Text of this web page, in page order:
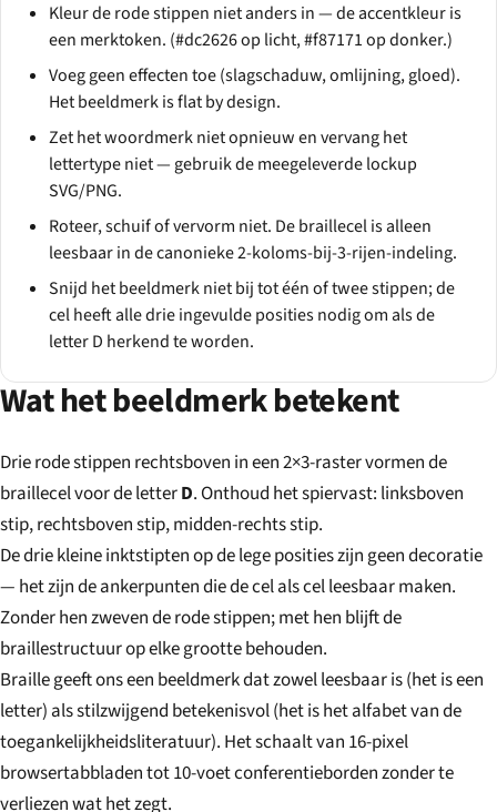
Kleur de rode stippen niet anders in — de accentkleur is
een merktoken. (#dc2626 op licht, #f87171 op donker.)
Voeg geen effecten toe (slagschaduw, omlijning, gloed).
Het beeldmerk is flat by design.
Zet het woordmerk niet opnieuw en vervang het
lettertype niet — gebruik de meegeleverde lockup
SVG/PNG.
Roteer, schuif of vervorm niet. De braillecel is alleen
leesbaar in de canonieke 2-koloms-bij-3-rijen-indeling.
Snijd het beeldmerk niet bij tot één of twee stippen; de
cel heeft alle drie ingevulde posities nodig om als de
letter D herkend te worden.
Wat het beeldmerk betekent
Drie rode stippen rechtsboven in een 2×3-raster vormen de
braillecel voor de letterD. Onthoud het spiervast: linksboven
stip, rechtsboven stip, midden-rechts stip.
De drie kleine inktstipten op de lege posities zijn geen decoratie
— het zijn de ankerpunten die de cel als cel leesbaar maken.
Zonder hen zweven de rode stippen; met hen blijft de
braillestructuur op elke grootte behouden.
Braille geeft ons een beeldmerk dat zowel leesbaar is (het is een
letter) als stilzwijgend betekenisvol (het is het alfabet van de
toegankelijkheidsliteratuur). Het schaalt van 16-pixel
browsertabbladen tot 10-voet conferentieborden zonder te
verliezen wat het zegt.